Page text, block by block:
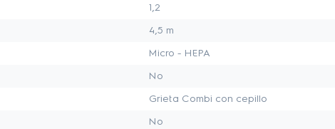
1,2
4,5 m
Micro - HEPA
No
Grieta Combi con cepillo
No